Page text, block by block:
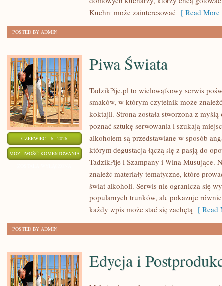
Kuchni może zainteresować [ Read More
POSTED BY ADMIN
CZERWIEC - 6 - 2026
MOŻLIWOŚĆ KOMENTOWANIA PIWA
ŚWIATA
Piwa Świata
TadzikPije.pl to wielowątkowy serwis
smaków, w którym czytelnik może
koktajli. Strona została stworzona z
poznać sztukę serwowania i szukają
alkoholem są przedstawiane w sposób
którym degustacja łączą się z pasją do
TadzikPije i Szampany i Wina Musujące.
znaleźć materiały tematyczne, które
świat alkoholi. Serwis nie ogranicza się
popularnych trunków, ale pokazuje
każdy wpis może stać się zachętą [ Read
POSTED BY ADMIN
Edycja i